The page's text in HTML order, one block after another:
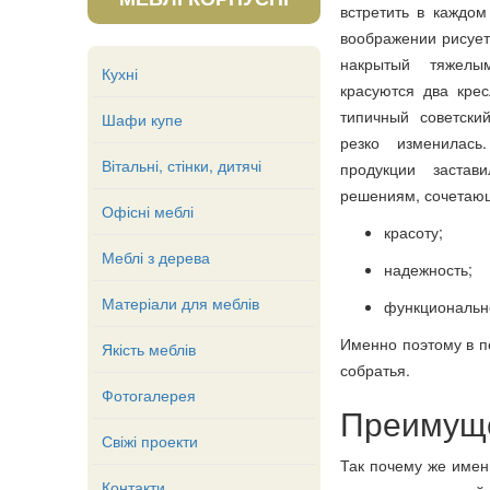
Кухні
Шафи купе
Вітальні, стінки, дитячі
Офісні меблі
Меблі з дерева
Матеріали для меблів
Якість меблів
Фотогалерея
Свіжі проекти
встретить в
воображении
накрытый
красуются два
типичный
резко
продукции
решениям,
красоту;
надежность;
Именно поэтому в
собратья.
Так почему же